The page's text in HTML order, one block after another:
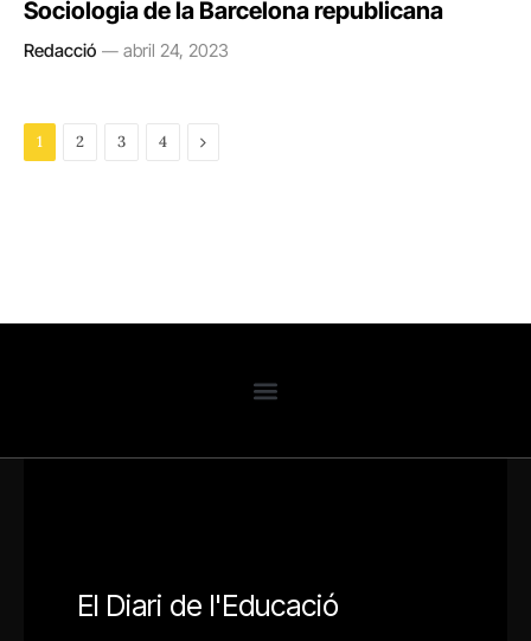
Sociologia de la Barcelona republicana
Redacció abril 24, 2023
1 2 3 4 Next